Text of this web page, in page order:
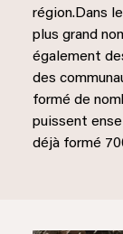
région.Dans
plus grand
également
des
formé de
puissent
déjà formé